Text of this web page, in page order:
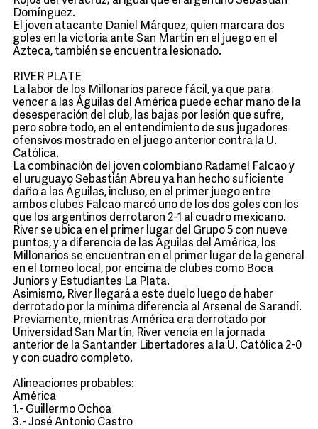
Domínguez.
El joven atacante Daniel Márquez, quien marcara dos
goles en la victoria ante San Martín en el juego en el
Azteca, también se encuentra lesionado.
RIVER PLATE
La labor de los Millonarios parece fácil, ya que para
vencer a las Águilas del América puede echar mano de la
desesperación del club, las bajas por lesión que sufre,
pero sobre todo, en el entendimiento de sus jugadores
ofensivos mostrado en el juego anterior contra la U.
Católica.
La combinación del joven colombiano Radamel Falcao y
el uruguayo Sebastián Abreu ya han hecho suficiente
daño a las Águilas, incluso, en el primer juego entre
ambos clubes Falcao marcó uno de los dos goles con los
que los argentinos derrotaron 2-1 al cuadro mexicano.
River se ubica en el primer lugar del Grupo 5 con nueve
puntos, y a diferencia de las Águilas del América, los
Millonarios se encuentran en el primer lugar de la general
en el torneo local, por encima de clubes como Boca
Juniors y Estudiantes La Plata.
Asimismo, River llegará a este duelo luego de haber
derrotado por la mínima diferencia al Arsenal de Sarandí.
Previamente, mientras América era derrotado por
Universidad San Martín, River vencía en la jornada
anterior de la Santander Libertadores a la U. Católica 2-0
y con cuadro completo.
Alineaciones probables:
América
1.- Guillermo Ochoa
3.- José Antonio Castro